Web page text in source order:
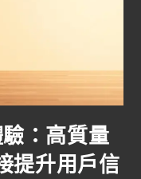
：高質量
提升用戶信